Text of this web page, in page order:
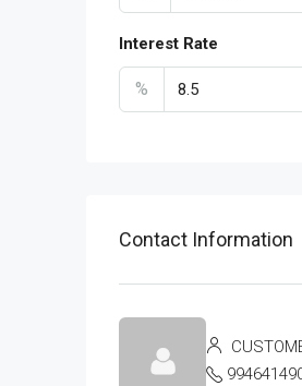
Interest Rate
%
Contact Information